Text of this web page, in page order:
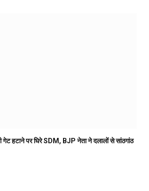
गेट हटाने पर घिरे SDM, BJP नेता ने दलालों से सांठगांठ